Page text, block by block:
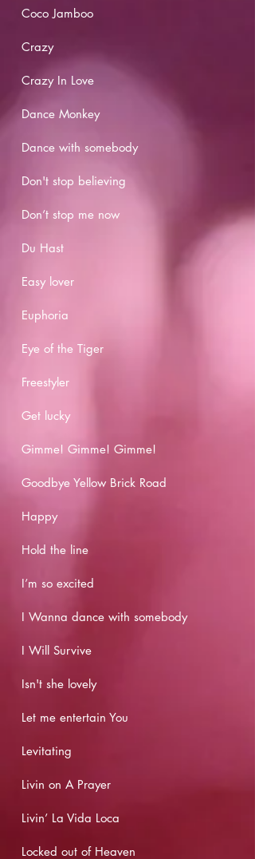
Coco Jamboo
Crazy
Crazy In Love
Dance Monkey
Dance with somebody
Don't stop believing
Don’t stop me now
Du Hast
Easy lover
Euphoria
Eye of the Tiger
Freestyler
Get lucky
Gimme! Gimme! Gimme!
Goodbye Yellow Brick Road
Happy
Hold the line
I’m so excited
I Wanna dance with somebody
I Will Survive
Isn't she lovely
Let me entertain You
Levitating
Livin on A Prayer
Livin’ La Vida Loca
Locked out of Heaven